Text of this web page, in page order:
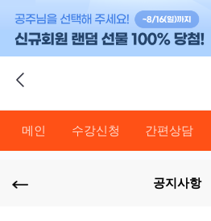
메인 수강신청 간편상담
공지사항